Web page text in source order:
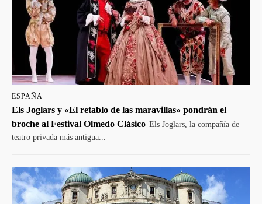
ESPAÑA
Els Joglars y «El retablo de las maravillas» pondrán el
broche al Festival Olmedo Clásico Els Joglars, la compañía de
teatro privada más antigua...